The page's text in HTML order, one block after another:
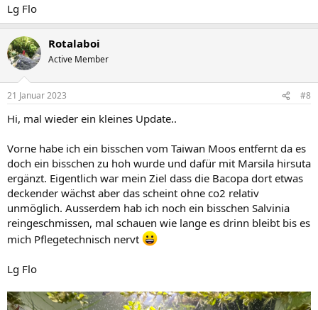
Lg Flo
Rotalaboi
Active Member
21 Januar 2023 #8
Hi, mal wieder ein kleines Update..
Vorne habe ich ein bisschen vom Taiwan Moos entfernt da es
doch ein bisschen zu hoh wurde und dafür mit Marsila hirsuta
ergänzt. Eigentlich war mein Ziel dass die Bacopa dort etwas
deckender wächst aber das scheint ohne co2 relativ
unmöglich. Ausserdem hab ich noch ein bisschen Salvinia
reingeschmissen, mal schauen wie lange es drinn bleibt bis es
mich Pflegetechnisch nervt
Lg Flo